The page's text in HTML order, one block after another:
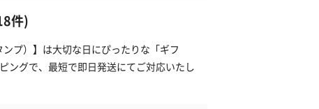
件)
プ）】は大切な日にぴったりな「ギフ
ングで、最短で即日発送にてご対応いたし